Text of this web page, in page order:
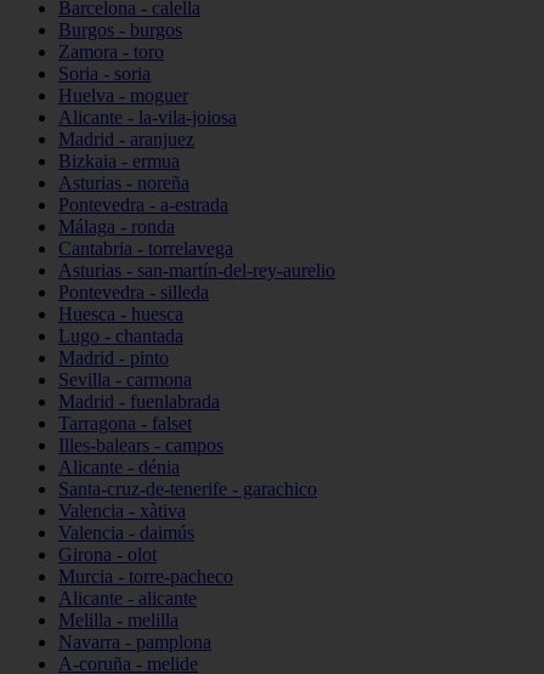
Barcelona - calella
Burgos - burgos
Zamora - toro
Soria - soria
Huelva - moguer
Alicante - la-vila-joiosa
Madrid - aranjuez
Bizkaia - ermua
Asturias - noreña
Pontevedra - a-estrada
Málaga - ronda
Cantabria - torrelavega
Asturias - san-martín-del-rey-aurelio
Pontevedra - silleda
Huesca - huesca
Lugo - chantada
Madrid - pinto
Sevilla - carmona
Madrid - fuenlabrada
Tarragona - falset
Illes-balears - campos
Alicante - dénia
Santa-cruz-de-tenerife - garachico
Valencia - xàtiva
Valencia - daimús
Girona - olot
Murcia - torre-pacheco
Alicante - alicante
Melilla - melilla
Navarra - pamplona
A-coruña - melide